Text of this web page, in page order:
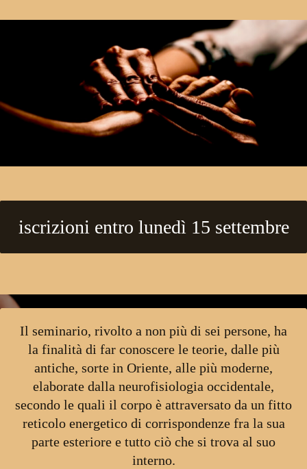
iscrizioni entro lunedì 15 settembre
Il seminario, rivolto a non più di sei persone, ha
la finalità di far conoscere le teorie, dalle più
antiche, sorte in Oriente, alle più moderne,
elaborate dalla neurofisiologia occidentale,
secondo le quali il corpo è attraversato da un fitto
reticolo energetico di corrispondenze fra la sua
parte esteriore e tutto ciò che si trova al suo
interno.